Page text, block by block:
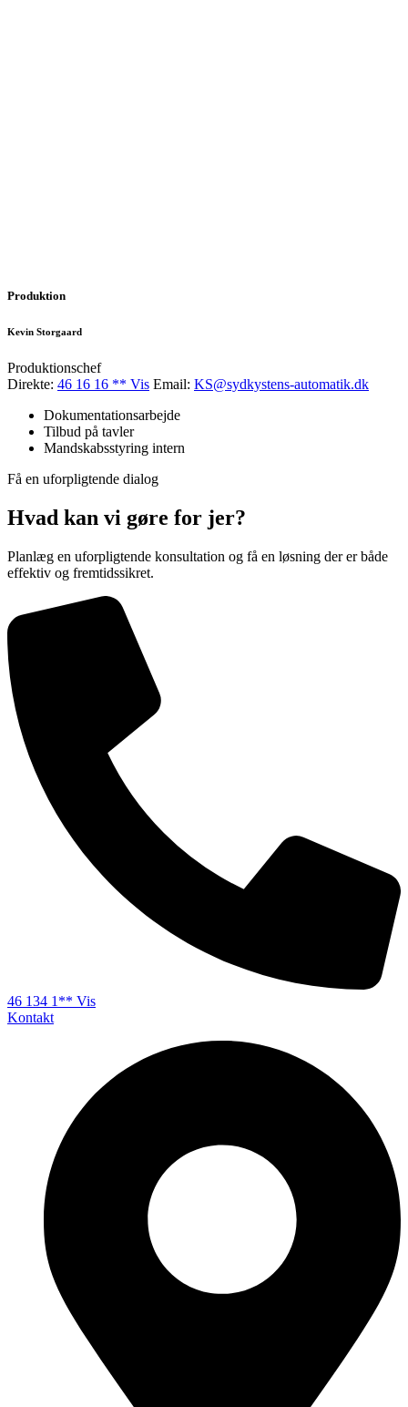
Produktion
Kevin Storgaard
Produktionschef
Direkte: 46 16 16 ** Vis Email: KS@sydkystens-automatik.dk
Dokumentationsarbejde
Tilbud på tavler
Mandskabsstyring intern
Få en uforpligtende dialog
Hvad kan vi gøre for jer?
Planlæg en uforpligtende konsultation og få en løsning der er både
effektiv og fremtidssikret.
46 134 1** Vis
Kontakt